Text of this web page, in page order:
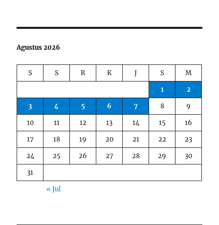
Agustus 2026
S S R K J S
M
1
2
3
4 5 6 7 8
9
10
11 12 13 14 15
16
17
18 19 20 21 22
23
24
25 26 27 28 29
30
31
« Jul